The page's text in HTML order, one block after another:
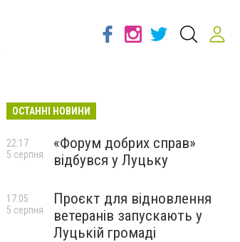
ОСТАННІ НОВИНИ
«Форум добрих справ»
відбувся у Луцьку
22:17
5 серпня
Проєкт для відновлення
ветеранів запускають у
Луцькій громаді
17:05
5 серпня